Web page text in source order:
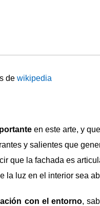
de wikipedia
en este arte, y
y salientes que
que la fachada es
la luz en el interior sea
con el entorno,